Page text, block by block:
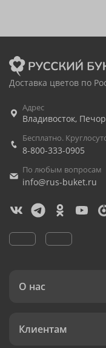
Доставка цветов по
Адрес
Владивосток,
Бесплатно.
8-800-333-0905
По любым вопросам
info@rus-buket.ru
О нас
Клиентам